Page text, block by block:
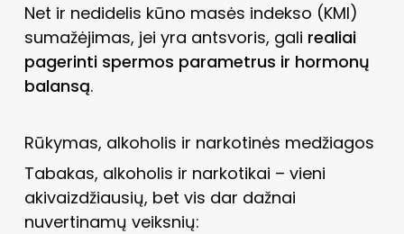
Net ir nedidelis kūno masės indekso (KMI)
sumažėjimas, jei yra antsvoris, gali realiai
pagerinti spermos parametrus ir hormonų
balansą.
Rūkymas, alkoholis ir narkotinės medžiagos
Tabakas, alkoholis ir narkotikai – vieni
akivaizdžiausių, bet vis dar dažnai
nuvertinamų veiksnių: